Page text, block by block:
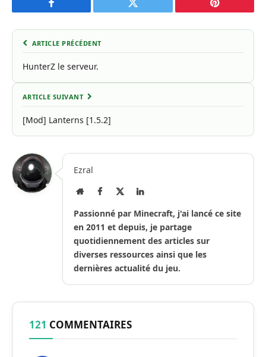
Facebook Twitter Pinterest
ARTICLE PRÉCÉDENT
HunterZ le serveur.
ARTICLE SUIVANT
[Mod] Lanterns [1.5.2]
Ezral
Site
Facebook LinkedIn
Passionné par Minecraft, j'ai lancé ce site
en 2011 et depuis, je partage
quotidiennement des articles sur
diverses ressources ainsi que les
dernières actualité du jeu.
121 COMMENTAIRES